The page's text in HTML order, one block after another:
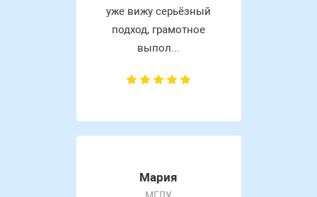
уже вижу серьёзный
подход, грамотное
выпол...
Мария